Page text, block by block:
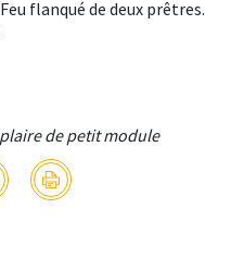
flanqué de deux prêtres.
de petit module